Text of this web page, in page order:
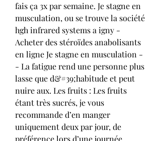
fais ça 3x par semaine. Je stagne en
musculation, ou se trouve la société
hgh infrared systems a igny -
Acheter des stéroïdes anabolisants
en ligne Je stagne en musculation -
- La fatigue rend une personne plus
lasse que d&#39;habitude et peut
nuire aux. Les fruits : Les fruits
étant très sucrés, je vous
recommande d’en manger
uniquement deux par jour, de
préférence lors d’une journée